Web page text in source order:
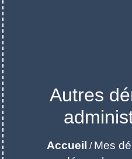
Autres
Accueil / Mes